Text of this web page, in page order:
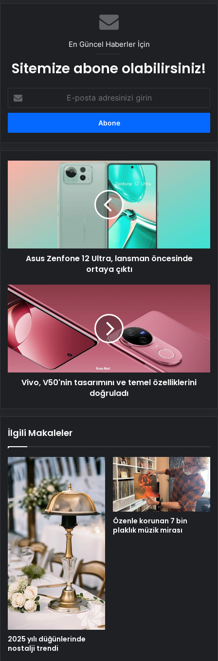
En Güncel Haberler İçin
Sitemize abone olabilirsiniz!
posta
adresinizi
Asus Zenfone 12 Ultra, lansman öncesinde
ortaya çıktı
Vivo,
V50'nin
tasarımını
ve
temel
özelliklerini
doğruladı
Vivo, V50'nin tasarımını ve temel özelliklerini
doğruladı
İlgili Makaleler
2025 yılı düğünlerinde
nostalji trendi
Özenle korunan 7 bin
plaklık müzik mirası